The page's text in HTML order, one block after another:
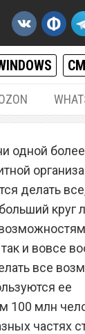
одной
делать
круг
и вовсе
все
ее
100 млн
частях